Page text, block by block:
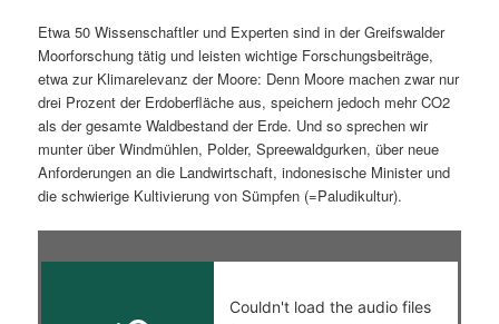
n
Etwa 50 Wissenschaftler und Experten sind in der Greifswalder
Moorforschung tätig und leisten wichtige Forschungsbeiträge,
etwa zur Klimarelevanz der Moore: Denn Moore machen zwar nur
drei Prozent der Erdoberfläche aus, speichern jedoch mehr CO2
als der gesamte Waldbestand der Erde. Und so sprechen wir
munter über Windmühlen, Polder, Spreewaldgurken, über neue
Anforderungen an die Landwirtschaft, indonesische Minister und
die schwierige Kultivierung von Sümpfen (=Paludikultur).